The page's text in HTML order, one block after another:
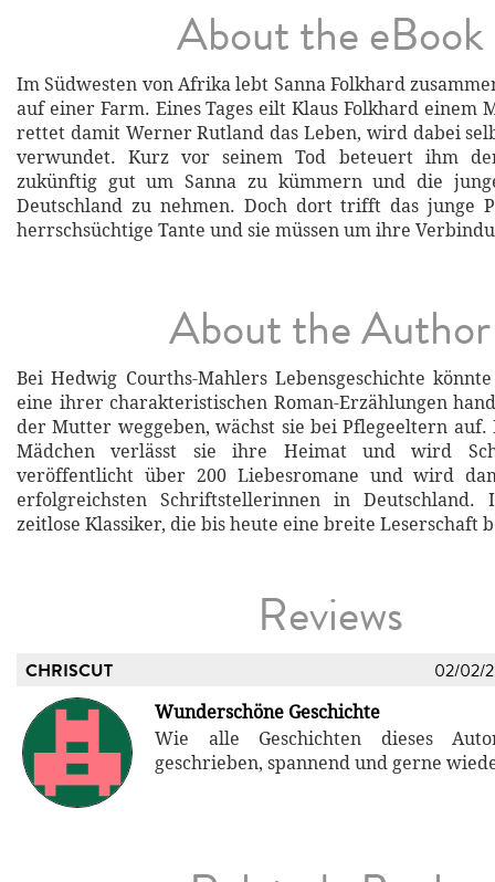
About the eBook
Im Südwesten von Afrika lebt Sanna Folkhard
auf einer Farm. Eines Tages eilt Klaus Folkhard einem
rettet damit Werner Rutland das Leben, wird dabei
verwundet. Kurz vor seinem Tod beteuert ihm
zukünftig gut um Sanna zu kümmern und die
Deutschland zu nehmen. Doch dort trifft das junge
herrschsüchtige Tante und sie müssen um ihre
About the Author
Bei Hedwig Courths-Mahlers Lebensgeschichte
eine ihrer charakteristischen Roman-Erzählungen
der Mutter weggeben, wächst sie bei Pflegeeltern auf.
Mädchen verlässt sie ihre Heimat und wird
veröffentlicht über 200 Liebesromane und wird
erfolgreichsten Schriftstellerinnen in Deutschland.
zeitlose Klassiker, die bis heute eine breite Leserschaft
Reviews
CHRISCUT 02/02/
Wunderschöne Geschichte
Wie alle Geschichten dieses
geschrieben, spannend und gerne